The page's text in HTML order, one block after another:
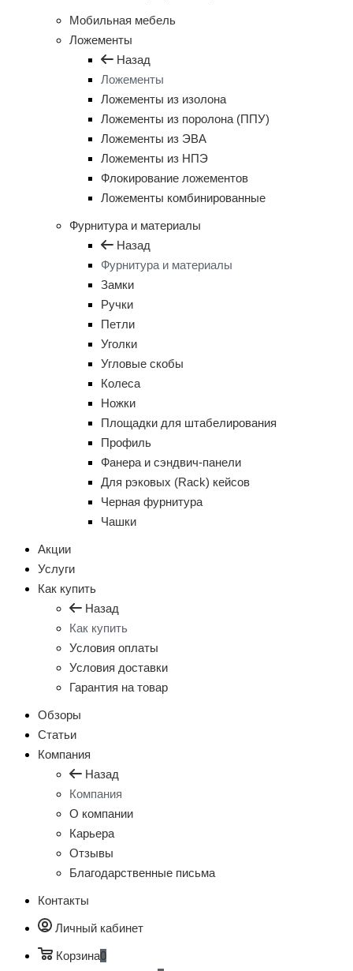
Мобильная мебель
Ложементы
Назад
Ложементы
Ложементы из изолона
Ложементы из поролона (ППУ)
Ложементы из ЭВА
Ложементы из НПЭ
Флокирование ложементов
Ложементы комбинированные
Фурнитура и материалы
Назад
Фурнитура и материалы
Замки
Ручки
Петли
Уголки
Угловые скобы
Колеса
Ножки
Площадки для штабелирования
Профиль
Фанера и сэндвич-панели
Для рэковых (Rack) кейсов
Черная фурнитура
Чашки
Акции
Услуги
Как купить
Назад
Как купить
Условия оплаты
Условия доставки
Гарантия на товар
Обзоры
Статьи
Компания
Назад
Компания
О компании
Карьера
Отзывы
Благодарственные письма
Контакты
Личный кабинет
Корзина0